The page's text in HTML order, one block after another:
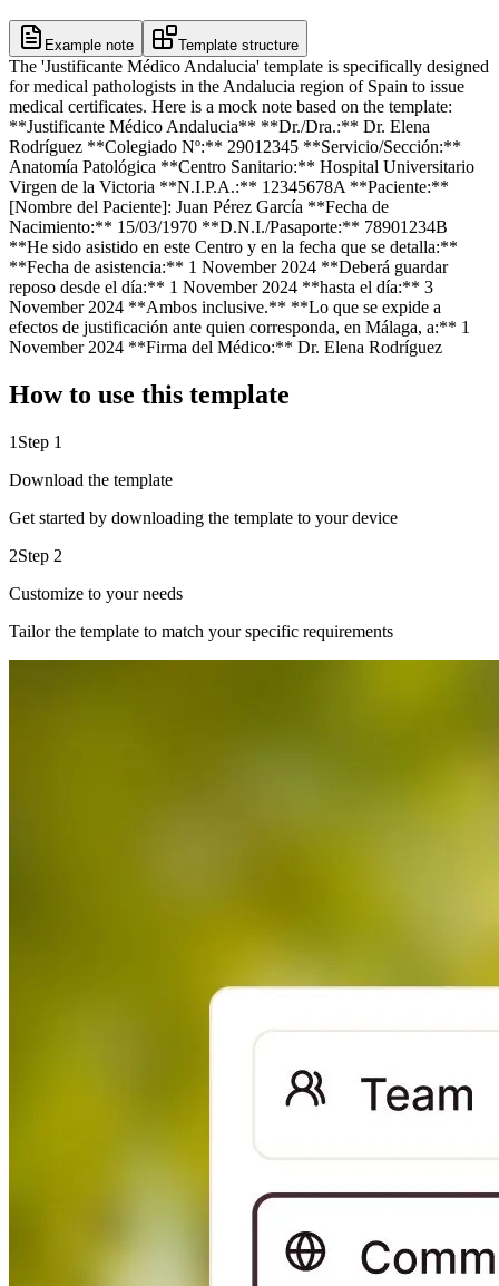
Example note Template structure
The 'Justificante Médico Andalucia' template is specifically designed
for medical pathologists in the Andalucia region of Spain to issue
medical certificates. Here is a mock note based on the template:
**Justificante Médico Andalucia** **Dr./Dra.:** Dr. Elena
Rodríguez **Colegiado Nº:** 29012345 **Servicio/Sección:**
Anatomía Patológica **Centro Sanitario:** Hospital Universitario
Virgen de la Victoria **N.I.P.A.:** 12345678A **Paciente:**
[Nombre del Paciente]: Juan Pérez García **Fecha de
Nacimiento:** 15/03/1970 **D.N.I./Pasaporte:** 78901234B
**He sido asistido en este Centro y en la fecha que se detalla:**
**Fecha de asistencia:** 1 November 2024 **Deberá guardar
reposo desde el día:** 1 November 2024 **hasta el día:** 3
November 2024 **Ambos inclusive.** **Lo que se expide a
efectos de justificación ante quien corresponda, en Málaga, a:** 1
November 2024 **Firma del Médico:** Dr. Elena Rodríguez
How to use this template
1 Step 1
Download the template
Get started by downloading the template to your device
2Step 2
Customize to your needs
Tailor the template to match your specific requirements